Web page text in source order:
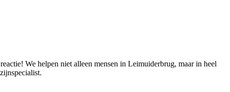
We helpen niet alleen mensen in Leimuiderbrug, maar in heel